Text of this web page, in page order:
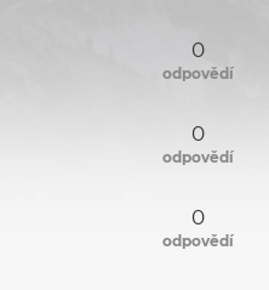
0
odpovědí
0
odpovědí
0
odpovědí